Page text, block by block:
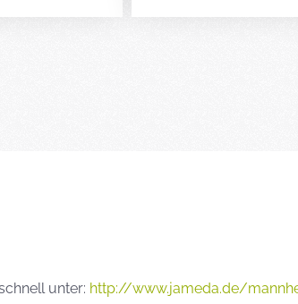
unter: http://www.jameda.de/